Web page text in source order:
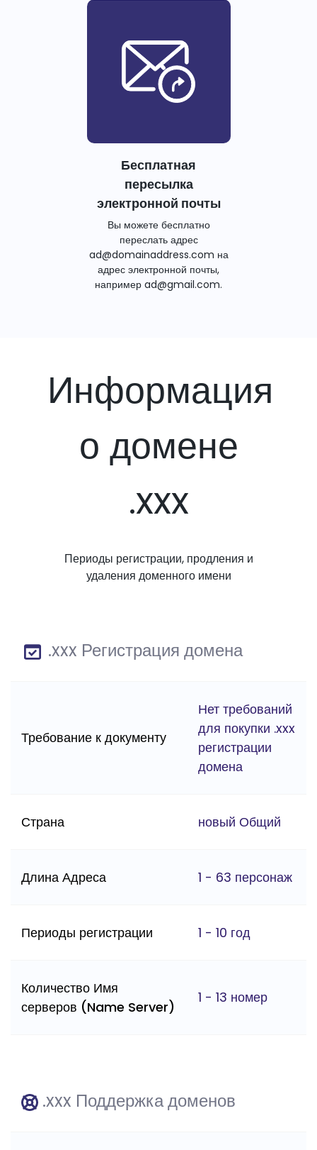
Бесплатная
пересылка
электронной почты
Вы можете бесплатно
переслать адрес
ad@domainaddress.com на
адрес электронной почты,
например ad@gmail.com.
Информация
о домене
.xxx
Периоды регистрации, продления и
удаления доменного имени
.xxx Регистрация домена
Требование к документу
Нет требований
для покупки .xxx
регистрации
домена
Страна новый Общий
Длина Адреса 1 - 63 персонаж
Периоды регистрации 1 - 10 год
Количество Имя
серверов (Name Server)
1 - 13 номер
.xxx Поддержка доменов